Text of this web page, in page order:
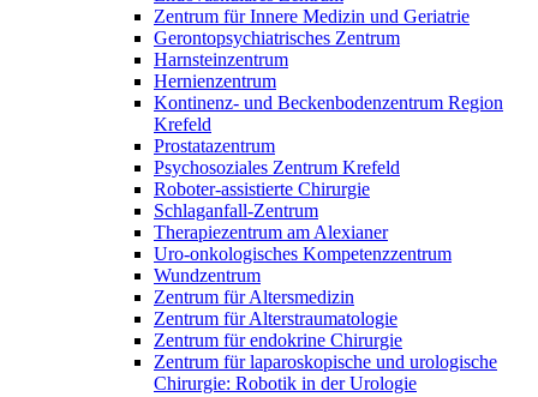
Zentrum für Innere Medizin und Geriatrie
Gerontopsychiatrisches Zentrum
Harnsteinzentrum
Hernienzentrum
Kontinenz- und Beckenbodenzentrum Region
Krefeld
Prostatazentrum
Psychosoziales Zentrum Krefeld
Roboter-assistierte Chirurgie
Schlaganfall-Zentrum
Therapiezentrum am Alexianer
Uro-onkologisches Kompetenzzentrum
Wundzentrum
Zentrum für Altersmedizin
Zentrum für Alterstraumatologie
Zentrum für endokrine Chirurgie
Zentrum für laparoskopische und urologische
Chirurgie: Robotik in der Urologie